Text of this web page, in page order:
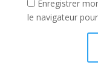
Enregistrer
le navigateur